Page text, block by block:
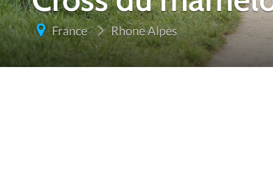
France Rhone Alpes